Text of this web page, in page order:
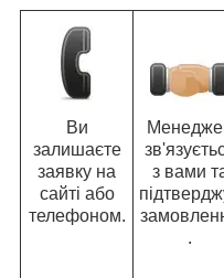
Ви
залишаєте
заявку на
сайті або
телефоном.
з вами
.